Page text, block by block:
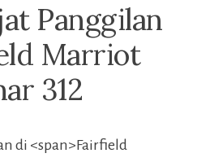
Panggilan
Marriot
312